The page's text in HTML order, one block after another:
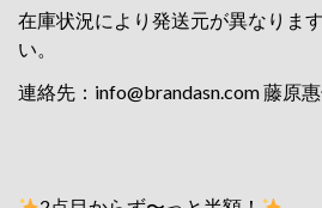
在庫状況により発送元が異なりま
い。
連絡先： info@brandasn.com藤原